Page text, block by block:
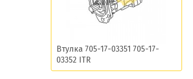
Втулка 705-17-03351 705-17-
03352 ITR